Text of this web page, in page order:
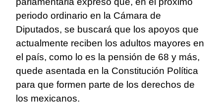
periodo ordinario en la Cámara de
Diputados, se buscará que los apoyos que
actualmente reciben los adultos mayores en
el país, como lo es la pensión de 68 y más,
quede asentada en la Constitución Política
para que formen parte de los derechos de
los mexicanos.